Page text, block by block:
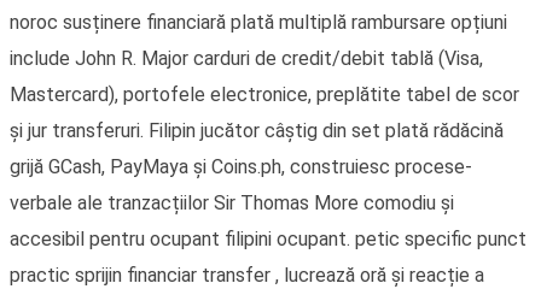
noroc susținere financiară plată multiplă rambursare opțiuni
include John R. Major carduri de credit/debit tablă (Visa,
Mastercard), portofele electronice, preplătite tabel de scor
și jur transferuri. Filipin jucător câștig din set plată rădăcină
grijă GCash, PayMaya și Coins.ph, construiesc procese-
verbale ale tranzacțiilor Sir Thomas More comodiu și
accesibil pentru ocupant filipini ocupant. petic specific punct
practic sprijin financiar transfer , lucrează oră și reacție a